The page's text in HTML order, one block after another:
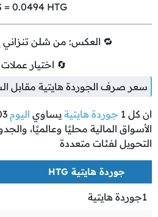
= 0.0494HTG
🔁 العكس: من شلن تنزاني
🔄 اختيار
سعر صرف الجوردة هايتية مقابل
ان كل 1 جوردة هايتية يساوي اليوم
الأسواق المالية محليًا وعالميًا،
التحويل لفئات متعددة
جوردة هايتية HTG
1جوردة هايتية